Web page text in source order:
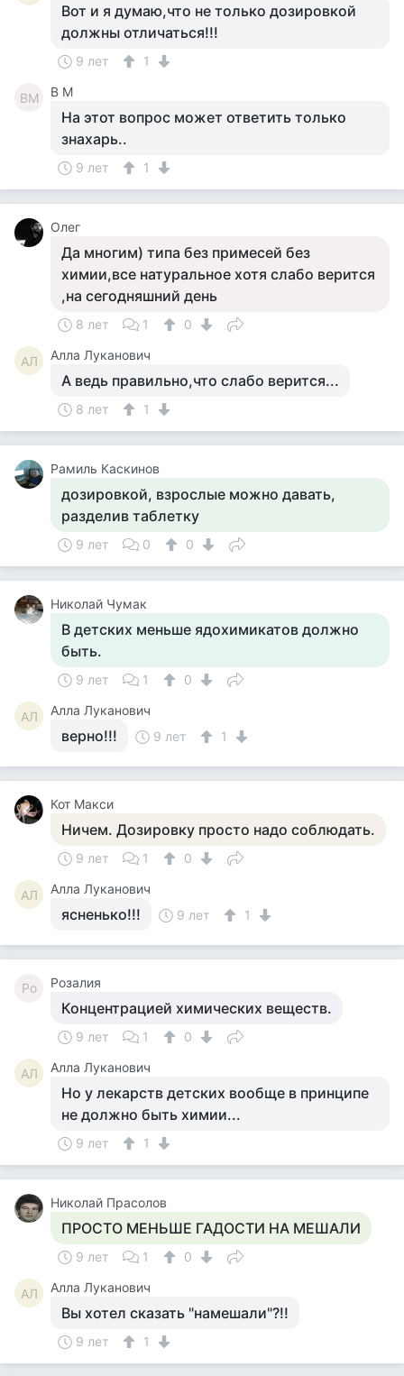
Вот и я думаю,что не только дозировкой
должны отличаться!!!
9 лет 1
ВМ В М
На этот вопрос может ответить только
знахарь..
9 лет 1
Олег
Да многим) типа без примесей без
химии,все натуральное хотя слабо верится
,на сегодняшний день
8 лет 1 0
АЛ Алла Луканович
А ведь правильно,что слабо верится...
8 лет 1
Рамиль Каскинов
дозировкой, взрослые можно давать,
разделив таблетку
9 лет 0 0
Николай Чумак
В детских меньше ядохимикатов должно
быть.
9 лет 1 0
АЛ Алла Луканович
верно!!! 9 лет 1
Кот Макси
Ничем. Дозировку просто надо соблюдать.
9 лет 1 0
АЛ Алла Луканович
ясненько!!! 9 лет 1
Ро Розалия
Концентрацией химических веществ.
9 лет 1 0
АЛ Алла Луканович
Но у лекарств детских вообще в принципе
не должно быть химии...
9 лет 1
Николай Прасолов
ПРОСТО МЕНЬШЕ ГАДОСТИ НА МЕШАЛИ
9 лет 1 0
АЛ Алла Луканович
Вы хотел сказать "намешали"?!!
9 лет 1